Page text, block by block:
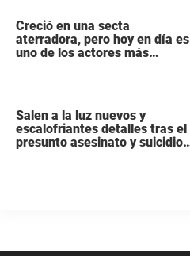
Creció en una secta
aterradora, pero hoy en día es
uno de los actores más
Salen a la luz nuevos y
escalofriantes detalles tras el
presunto asesinato y suicidio